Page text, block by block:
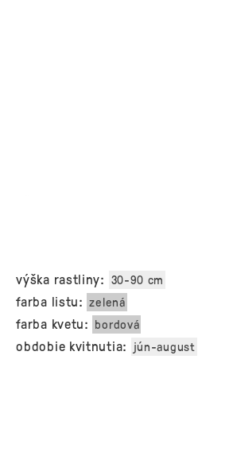
výška rastliny: 30-90 cm
farba listu: zelená
farba kvetu: bordová
obdobie kvitnutia: jún-august